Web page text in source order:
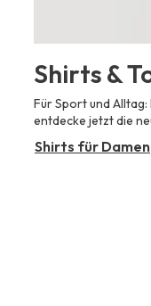
Shirts &
Für Sport und
entdecke jetzt die
Shirts für Damen